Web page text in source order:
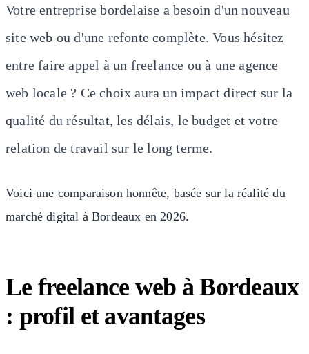
Votre entreprise bordelaise a besoin d'un nouveau
site web ou d'une refonte complète. Vous hésitez
entre faire appel à un freelance ou à une agence
web locale ? Ce choix aura un impact direct sur la
qualité du résultat, les délais, le budget et votre
relation de travail sur le long terme.
Voici une comparaison honnête, basée sur la réalité du
marché digital à Bordeaux en 2026.
Le freelance web à Bordeaux
: profil et avantages